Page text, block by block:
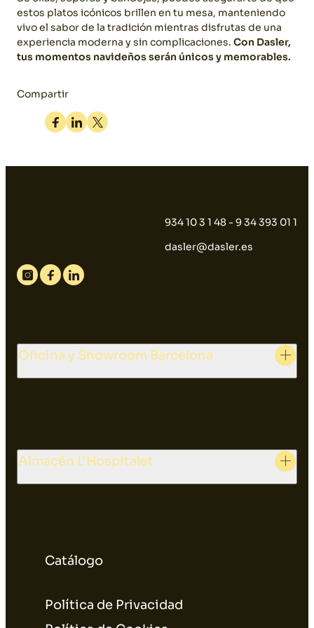
estos platos icónicos brillen en tu mesa, manteniendo
vivo el sabor de la tradición mientras disfrutas de una
experiencia moderna y sin complicaciones. Con Dasler,
tus momentos navideños serán únicos y memorables.
Compartir
Facebook
LinkedinTwitter
934 10 3 1 48 - 9 34 393 01 1
dasler@dasler.es
Instagram
FacebookLinkedin
Catálogo
Política de Privacidad
Oficina y Showroom Barcelona
Almacén L'Hospitalet